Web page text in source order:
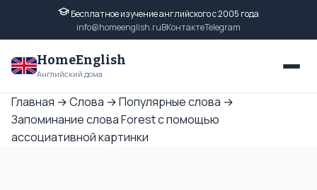
Бесплатное изучение английского с 2005 года
info@homeenglish.ruВКонтактеTelegram
HomeEnglish
Английский дома
Главная →Слова →Популярные слова →
Запоминание слова Forest с помощью
ассоциативной картинки